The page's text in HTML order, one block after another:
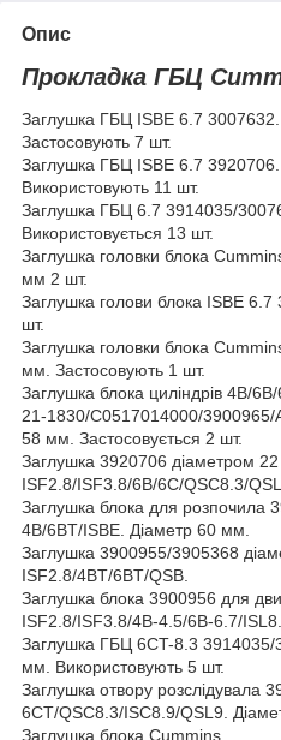
Опис
Прокладка ГБЦ
Заглушка ГБЦ ISBE 6.7
Застосовують 7 шт.
Заглушка ГБЦ ISBE 6.7
Використовують 11 шт.
Заглушка ГБЦ 6.7 3914035/
Використовується 13 шт.
Заглушка головки блока
мм 2 шт.
Заглушка голови блока ISBE
шт.
Заглушка головки блока
мм. Застосовують 1 шт.
Заглушка блока циліндрів 4B/
21-1830/C0517014000/
58 мм. Застосовується 2 шт.
Заглушка 3920706 діаметром
ISF2.8/ISF3.8/6B/6C/QSC8.3/
Заглушка блока для розпочила
4B/6BT/ISBE. Діаметр 60 мм.
Заглушка 3900955/3905368
ISF2.8/4BT/6BT/QSB.
Заглушка блока 3900956 для
ISF2.8/ISF3.8/4B-4.5/6B-6.7/
Заглушка ГБЦ 6CT-8.3
мм. Використовують 5 шт.
Заглушка отвору розслідувала
6CT/QSC8.3/ISC8.9/QSL9.
Заглушка блока Cummins